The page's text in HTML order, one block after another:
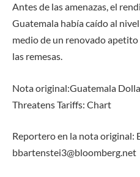
Antes de las amenazas, el
Guatemala había caído al
medio de un renovado
las remesas.
Nota original:Guatemala
Threatens Tariffs: Chart
Reportero en la nota original:
bbartenstei3@bloomberg.net